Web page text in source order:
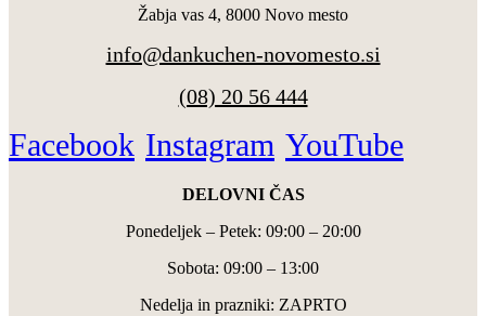
Žabja vas 4, 8000 Novo mesto
info@dankuchen-novomesto.si
(08) 20 56 444
Facebook Instagram YouTube
DELOVNI ČAS
Ponedeljek – Petek: 09:00 – 20:00
Sobota: 09:00 – 13:00
Nedelja in prazniki: ZAPRTO